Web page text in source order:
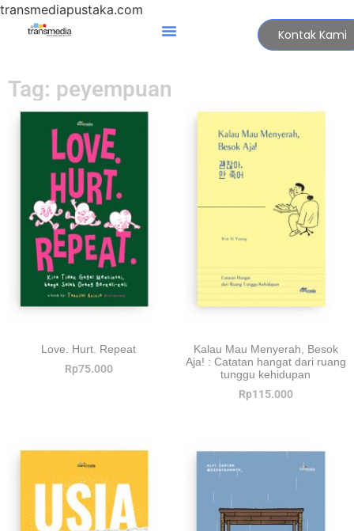
transmediapustaka.com
Kontak Kami
Tag: peyempuan
Love. Hurt. Repeat
Rp75.000
Kalau Mau Menyerah, Besok
Aja! : Catatan hangat dari ruang
tunggu kehidupan
Rp115.000